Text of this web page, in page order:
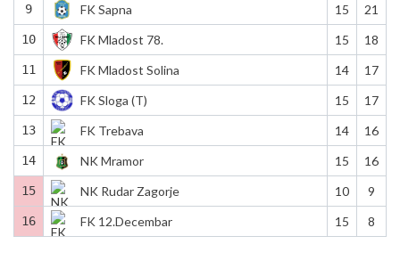
9 FK Sapna 15 21
10 FK Mladost 78. 15 18
11 FK Mladost Solina 14 17
12 FK Sloga (T) 15 17
13 FK Trebava 14 16
14 NK Mramor 15 16
15 NK Rudar Zagorje 10 9
16 FK 12.Decembar 15 8